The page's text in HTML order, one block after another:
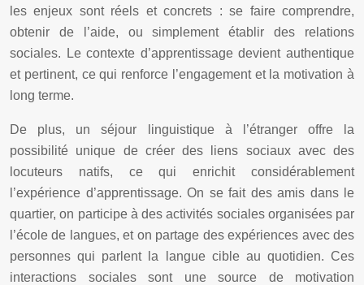
les enjeux sont réels et concrets : se faire comprendre,
obtenir de l’aide, ou simplement établir des relations
sociales. Le contexte d’apprentissage devient authentique
et pertinent, ce qui renforce l’engagement et la motivation à
long terme.
De plus, un séjour linguistique à l’étranger offre la
possibilité unique de créer des liens sociaux avec des
locuteurs natifs, ce qui enrichit considérablement
l’expérience d’apprentissage. On se fait des amis dans le
quartier, on participe à des activités sociales organisées par
l’école de langues, et on partage des expériences avec des
personnes qui parlent la langue cible au quotidien. Ces
interactions sociales sont une source de motivation